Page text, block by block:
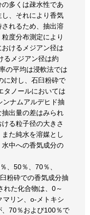
多くは疎水性であ
、それにより香気
れるため、抽出溶
度分布測定により
けるメジアン径は
るメジアン径は約
の平均は浸軟法では
に対し、石臼粉砕で
タノールにおいては
ナムアルデヒド抽
出量の差はみられ
る粒子径の大きさ
た純水を溶媒とし
中への香気成分の
、50％、70％、
粉砕での香気成分抽
れた化合物は、0～
マリン、o-メトキシ
70％および100％で